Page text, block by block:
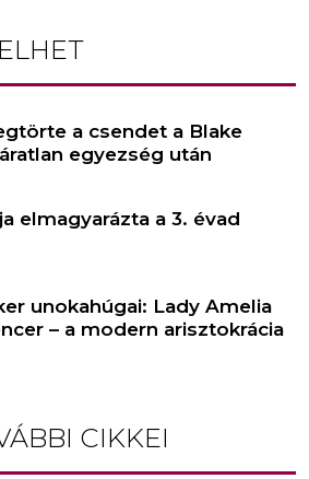
a csendet a Blake
egyezség után
elmagyarázta a 3. évad
unokahúgai: Lady Amelia
– a modern arisztokrácia
CIKKEI